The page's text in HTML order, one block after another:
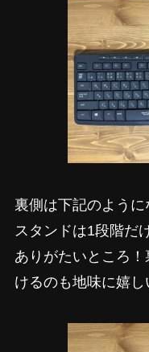
裏側は下記のように
スタンドは1段階だ
ありがたいところ
けるのも地味に嬉し